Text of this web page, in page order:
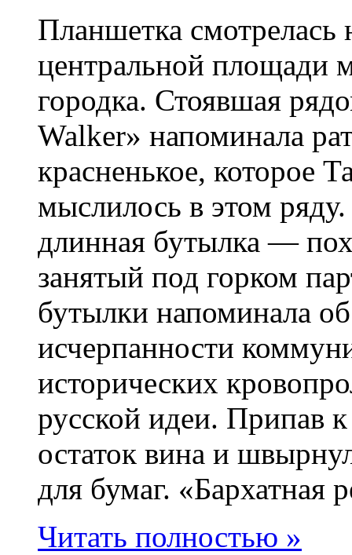
Планшетка смотрелась
центральной площади
городка. Стоявшая
Walker» напоминала
красненькое, которое
мыслилось в этом
длинная бутылка —
занятый под горком
бутылки напоминала
исчерпанности
исторических
русской идеи. Припав
остаток вина и
для бумаг.
Читать полностью »